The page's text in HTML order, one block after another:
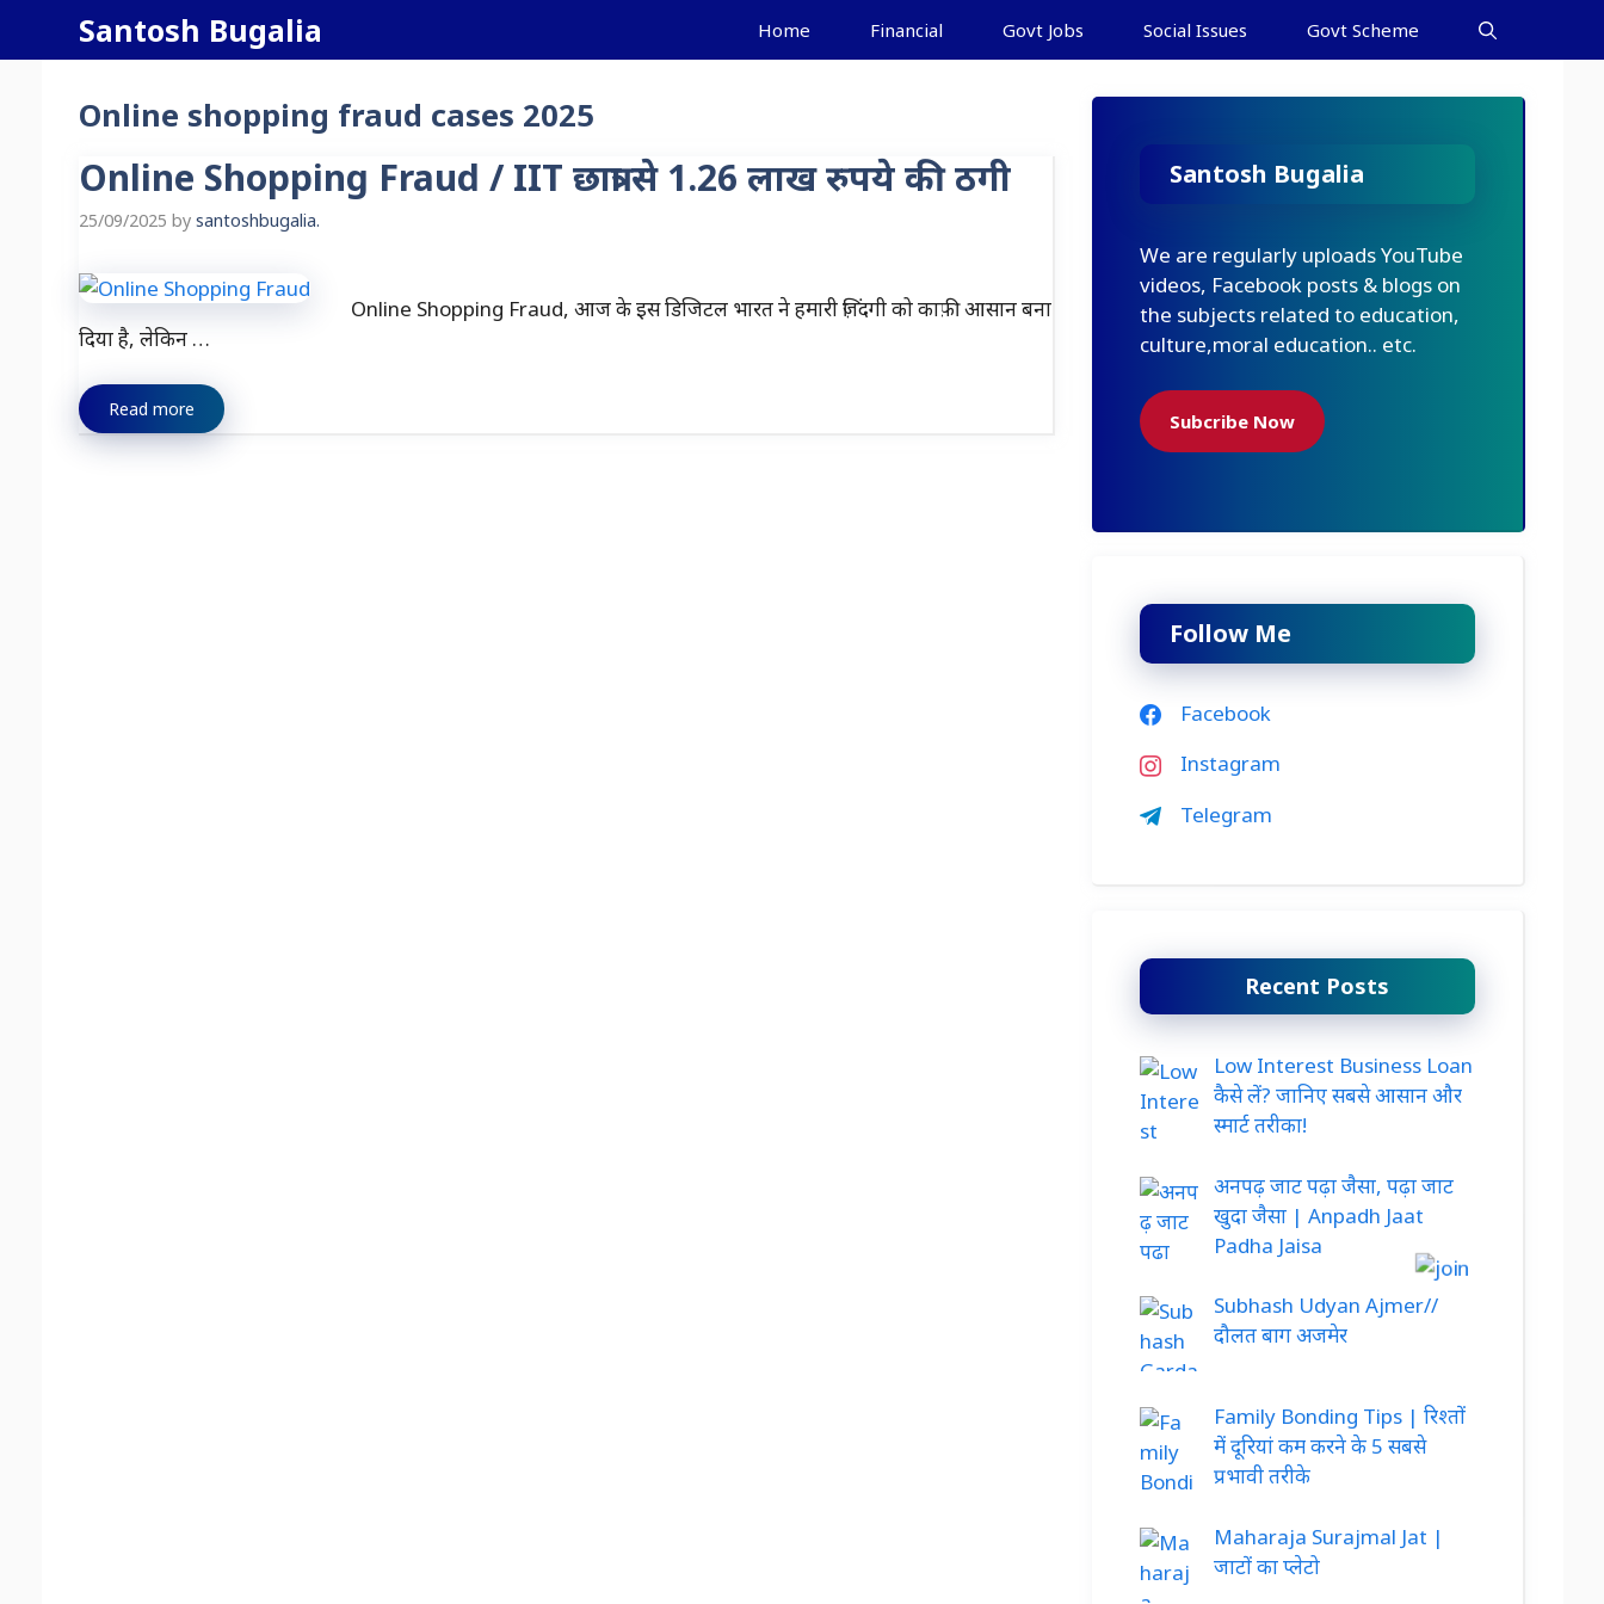
Santosh Bugalia Home Financial Govt Jobs Social Issues Govt Scheme
Online shopping fraud cases 2025
Online Shopping Fraud / IIT छात्रा से 1.26 लाख रुपये की ठगी
25/09/2025 by santoshbugalia.
Online Shopping Fraud, आज के इस डिजिटल भारत ने हमारी ज़िंदगी को काफ़ी आसान बना
दिया है, लेकिन …
Read more
Santosh Bugalia
We are regularly uploads YouTube
videos, Facebook posts & blogs on
the subjects related to education,
culture,moral education.. etc.
Subcribe Now
Follow Me
Facebook
Instagram
Telegram
Recent Posts
Low Interest Business Loan
कैसे लें? जानिए सबसे आसान और
स्मार्ट तरीका!
अनपढ़ जाट पढ़ा जैसा, पढ़ा जाट
खुदा जैसा | Anpadh Jaat
Padha Jaisa
Subhash Udyan Ajmer//
दौलत बाग अजमेर
Family Bonding Tips | रिश्तों
में दूरियां कम करने के 5 सबसे
प्रभावी तरीके
Maharaja Surajmal Jat |
जाटों का प्लेटो